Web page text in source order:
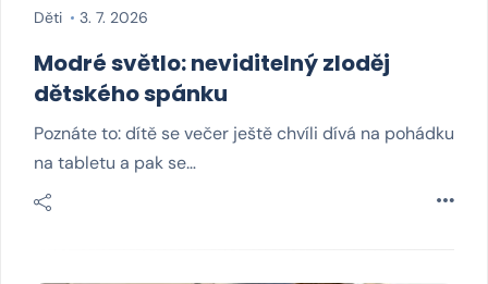
Děti 3. 7. 2026
Modré světlo: neviditelný zloděj
dětského spánku
Poznáte to: dítě se večer ještě chvíli dívá na pohádku
na tabletu a pak se…